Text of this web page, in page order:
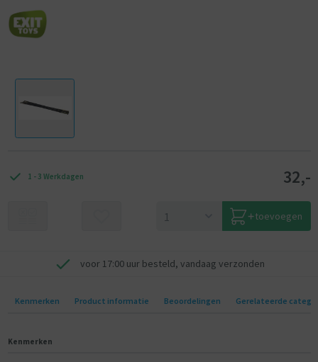
1 - 3 Werkdagen 32,-
toevoegen
voor 17:00 uur besteld, vandaag verzonden
Kenmerken Product informatie Beoordelingen Gerelateerde
Kenmerken